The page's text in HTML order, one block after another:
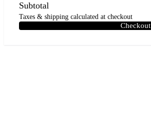
Subtotal
Taxes & shipping calculated at checkout
Checkout